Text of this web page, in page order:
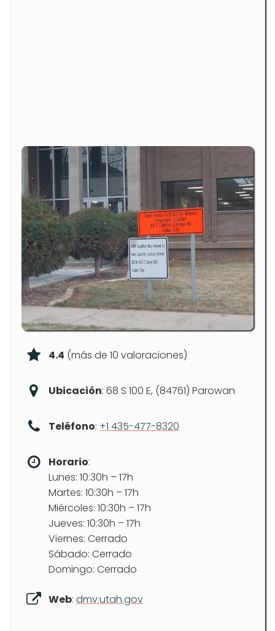
4.4 (más de 10 valoraciones)
Ubicación: 68 S 100 E, (84761) Parowan
Teléfono: +1 435-477-8320
Horario:
Lunes: 10:30h – 17h
Martes: 10:30h – 17h
Miércoles: 10:30h – 17h
Jueves: 10:30h – 17h
Viernes: Cerrado
Sábado: Cerrado
Domingo: Cerrado
Web: dmv.utah.gov